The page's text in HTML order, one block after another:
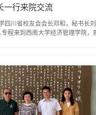
一行来院交流
四川省校友会会长邓和，秘书长
程来到西南大学经济管理学院，